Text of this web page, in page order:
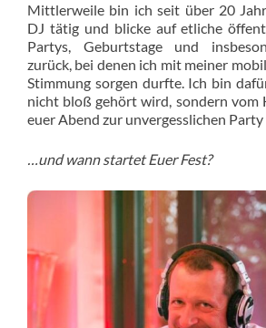
Mittlerweile bin ich seit über 20
DJ tätig und blicke auf etliche
Partys, Geburtstage und
zurück, bei denen ich mit meiner
Stimmung sorgen durfte. Ich bin
nicht bloß gehört wird, sondern vom
euer Abend zur unvergesslichen
…und wann startet Euer Fest?